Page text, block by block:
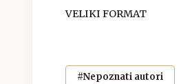
VELIKI FORMAT
#Nepoznati autori